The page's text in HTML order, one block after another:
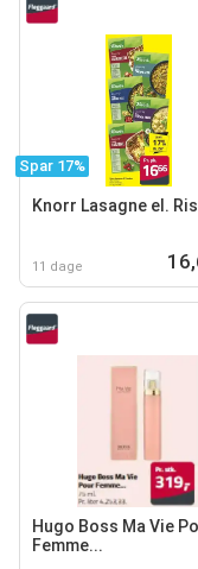
Spar 17%
Knorr Lasagne el.
11 dage
Hugo Boss Ma Vie
Femme...